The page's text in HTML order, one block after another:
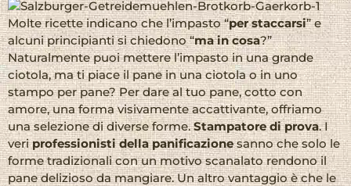
Molte ricette indicano che l’impasto “per staccarsi” e
alcuni principianti si chiedono “ma in cosa?”
Naturalmente puoi mettere l’impasto in una grande
ciotola, ma ti piace il pane in una ciotola o in uno
stampo per pane? Per dare al tuo pane, cotto con
amore, una forma visivamente accattivante, offriamo
una selezione di diverse forme.Stampatore di prova. I
veriprofessionisti della panificazionesanno che solo le
forme tradizionali con un motivo scanalato rendono il
pane delizioso da mangiare. Un altro vantaggio è che le